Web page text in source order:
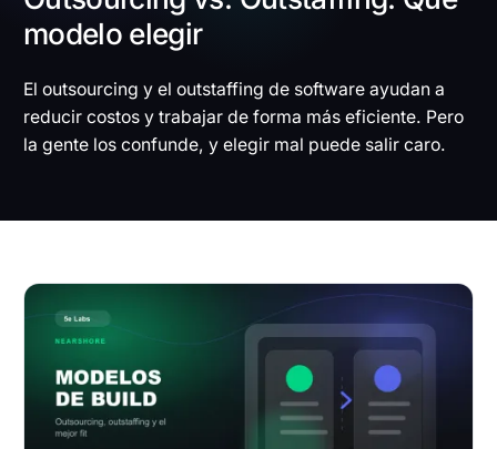
Trabajo
Contacto
modelo elegir
El outsourcing y el outstaffing de software ayudan a
reducir costos y trabajar de forma más eficiente. Pero
la gente los confunde, y elegir mal puede salir caro.